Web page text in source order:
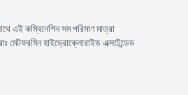
এই কম্বিনেশিন সম পরিমাণ মাত্রা
মেটফরমিন হাইড্রোক্লোরাইড এক্সটেন্ডেড